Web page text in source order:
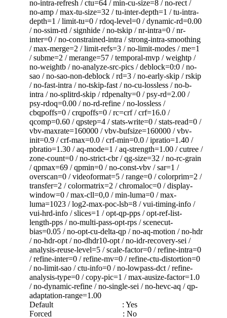
no-intra-refresh / ctu=64 / min-cu-size=8 / no-rect /
no-amp / max-tu-size=32 / tu-inter-depth=1 / tu-intra-
depth=1 / limit-tu=0 / rdoq-level=0 / dynamic-rd=0.00
/ no-ssim-rd / signhide / no-tskip / nr-intra=0 / nr-
inter=0 / no-constrained-intra / strong-intra-smoothing
/ max-merge=2 / limit-refs=3 / no-limit-modes / me=1
/ subme=2 / merange=57 / temporal-mvp / weightp /
no-weightb / no-analyze-src-pics / deblock=0:0 / no-
sao / no-sao-non-deblock / rd=3 / no-early-skip / rskip
/ no-fast-intra / no-tskip-fast / no-cu-lossless / no-b-
intra / no-splitrd-skip / rdpenalty=0 / psy-rd=2.00 /
psy-rdoq=0.00 / no-rd-refine / no-lossless /
cbqpoffs=0 / crqpoffs=0 / rc=crf / crf=16.0 /
qcomp=0.60 / qpstep=4 / stats-write=0 / stats-read=0 /
vbv-maxrate=160000 / vbv-bufsize=160000 / vbv-
init=0.9 / crf-max=0.0 / crf-min=0.0 / ipratio=1.40 /
pbratio=1.30 / aq-mode=1 / aq-strength=1.00 / cutree /
zone-count=0 / no-strict-cbr / qg-size=32 / no-rc-grain
/ qpmax=69 / qpmin=0 / no-const-vbv / sar=1 /
overscan=0 / videoformat=5 / range=0 / colorprim=2 /
transfer=2 / colormatrix=2 / chromaloc=0 / display-
window=0 / max-cll=0,0 / min-luma=0 / max-
luma=1023 / log2-max-poc-lsb=8 / vui-timing-info /
vui-hrd-info / slices=1 / opt-qp-pps / opt-ref-list-
length-pps / no-multi-pass-opt-rps / scenecut-
bias=0.05 / no-opt-cu-delta-qp / no-aq-motion / no-hdr
/ no-hdr-opt / no-dhdr10-opt / no-idr-recovery-sei /
analysis-reuse-level=5 / scale-factor=0 / refine-intra=0
/ refine-inter=0 / refine-mv=0 / refine-ctu-distortion=0
/ no-limit-sao / ctu-info=0 / no-lowpass-dct / refine-
analysis-type=0 / copy-pic=1 / max-ausize-factor=1.0
/ no-dynamic-refine / no-single-sei / no-hevc-aq / qp-
adaptation-range=1.00
Default : Yes
Forced : No